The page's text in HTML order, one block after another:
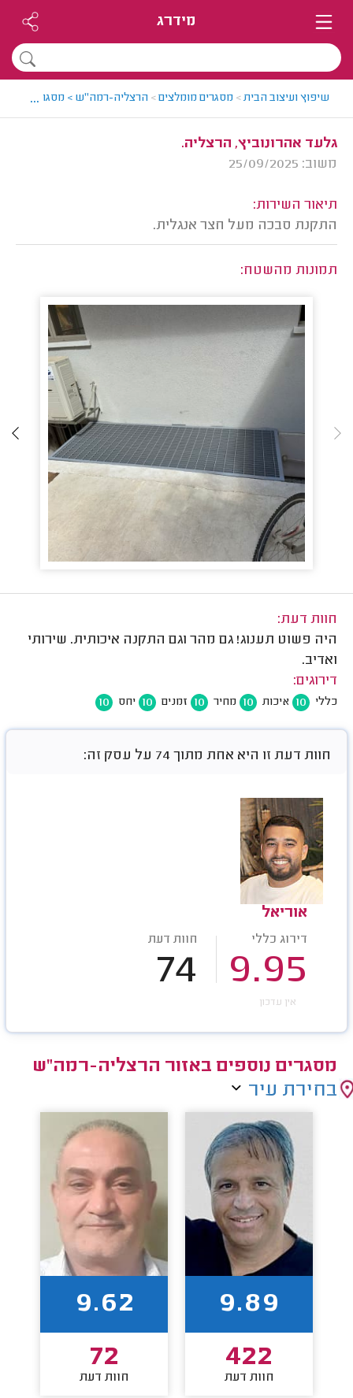
מידרג
שיפוץ ועיצוב הבית> מסגרים מומלצים> הרצליה-רמה"ש > מסגר מומלץ -
...
גלעד אהרונוביץ, הרצליה.
משוב: 25/09/2025
תיאור השירות:
התקנת סבכה מעל חצר אנגלית.
תמונות מהשטח:
חוות דעת:
היה פשוט תענוג! גם מהר וגם התקנה איכותית. שירותי
ואדיב.
דירוגים:
כללי 10 איכות 10 מחיר 10 זמנים 10 יחס 10
חוות דעת זו היא אחת מתוך 74 על עסק זה:
אוריאל
דירוג כללי
9.95
חוות דעת
74
אין עדכון
מסגרים נוספים באזור הרצליה-רמה"ש
בחירת עיר
9.89
422
חוות דעת
9.62
72
חוות דעת